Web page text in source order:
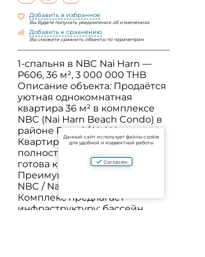
Добавить в избранное
Вы будете получать уведомления об изменениях
Добавить к сравнению
Вы сможете сравнить объекты по параметрам
1-спальня в NBC Nai Harn —
P606, 36 м², 3 000 000 THB
Описание объекта: Продаётся
уютная однокомнатная
квартира 36 м² в комплексе
NBC (Nai Harn Beach Condo) в
районе Rawai / Nai Harn.
Квартира в leasehold,
полностью меблирована и
готова к заселению.
Преимущества комплекса
NBC / Nai Harn Beach Condo: •
Комплекс предлагает
инфраструктуру: бассейн,
Данный сайт использует файлы cookie
для удобной и корректной работы
Согласен